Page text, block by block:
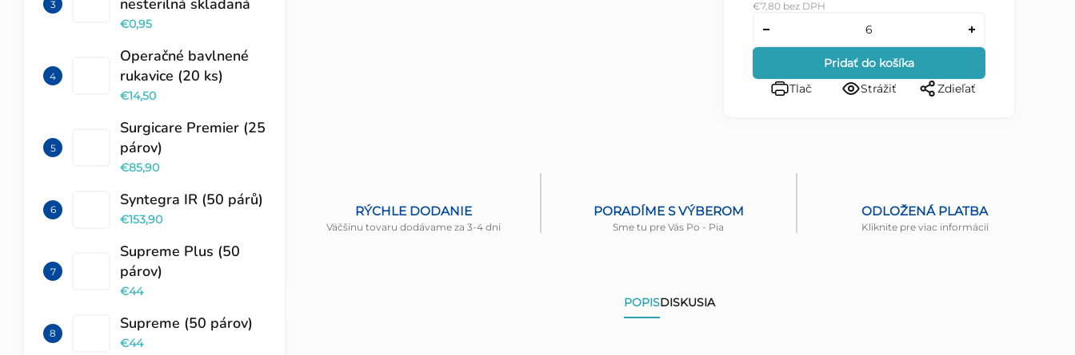
nesterilná skladaná
€0,95
Operačné bavlnené
rukavice (20 ks)
€14,50
Surgicare Premier (25
párov)
€85,90
Syntegra IR (50 párů)
€153,90
Supreme Plus (50
párov)
€44
Supreme (50 párov)
€44
€7,80 bez DPH
Pridať do košíka
Tlač
Strážiť Zdieľať
RÝCHLE DODANIE
Väčšinu tovaru dodávame za 3-4 dni
PORADÍME S VÝBEROM
Sme tu pre Vás Po - Pia
ODLOŽENÁ PLATBA
Kliknite pre viac informácií
POPISDISKUSIA